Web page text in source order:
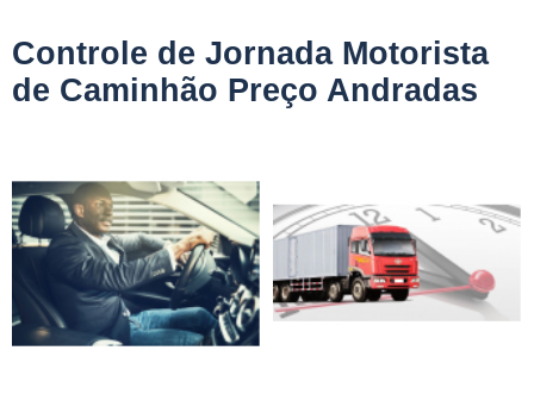
Controle de Jornada Motorista
de Caminhão Preço Andradas